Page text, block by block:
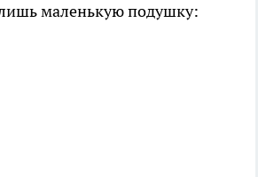
маленькую подушку: